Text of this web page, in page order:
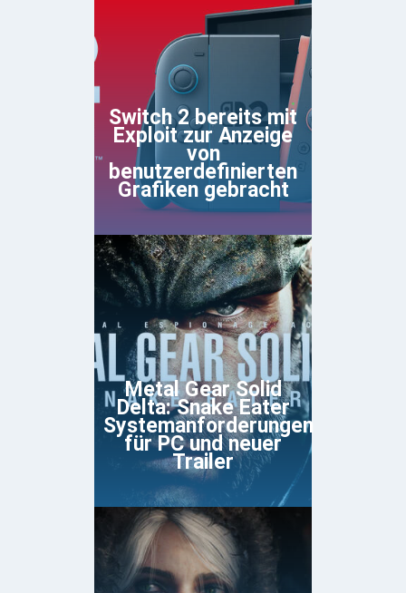
Switch 2 bereits mit
Exploit zur Anzeige
von
benutzerdefinierten
Grafiken gebracht
Metal Gear Solid
Delta: Snake Eater
Systemanforderungen
für PC und neuer
Trailer